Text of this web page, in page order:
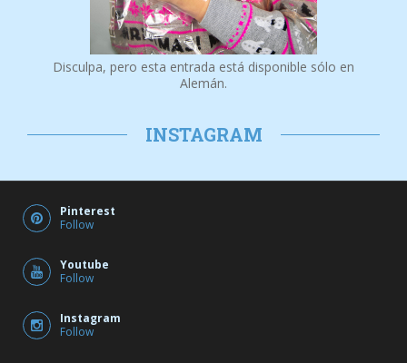
Disculpa, pero esta entrada está disponible sólo en
Alemán.
INSTAGRAM
Pinterest
Follow
Youtube
Follow
Instagram
Follow